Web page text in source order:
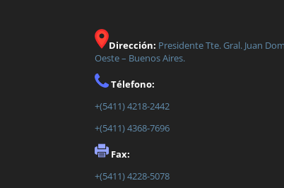
Dirección: Presidente Tte. Gral. Juan
Oeste – Buenos Aires.
Télefono:
+(5411) 4218-2442
+(5411) 4368-7696
Fax:
+(5411) 4228-5078